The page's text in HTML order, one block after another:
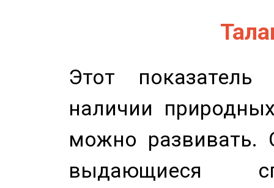
Этот показатель
наличии
можно развивать.
выдающиеся